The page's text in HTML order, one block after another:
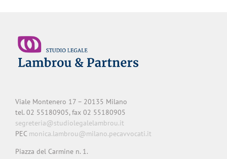
Viale Montenero 17 – 20135 Milano
tel. 02 55180905, fax 02 55180905
segreteria@studiolegalelambrou.it
PEC monica.lambrou@milano.pecavvocati.it
Piazza del Carmine n. 1.